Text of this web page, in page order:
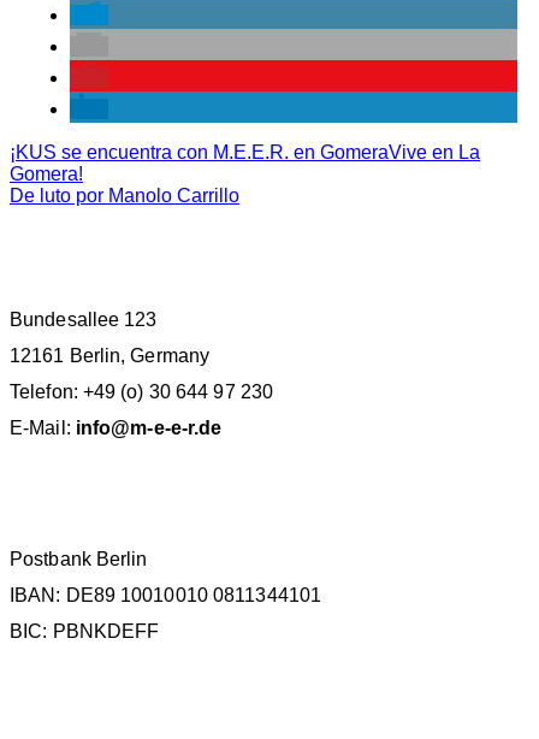
¡KUS se encuentra con M.E.E.R. en GomeraVive en La
Gomera!
De luto por Manolo Carrillo
Bundesallee 123
12161 Berlin, Germany
Telefon: +49 (o) 30 644 97 230
E-Mail: info@m-e-e-r.de
Postbank Berlin
IBAN: DE89 10010010 0811344101
BIC: PBNKDEFF